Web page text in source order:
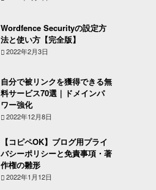
Wordfence Securityの設定方
法と使い方【完全版】
2022年2月3日
自分で被リンクを獲得できる無
料サービス70選｜ドメインパ
ワー強化
2022年12月8日
【コピペOK】ブログ用プライ
バシーポリシーと免責事項・著
作権の雛形
2022年1月12日